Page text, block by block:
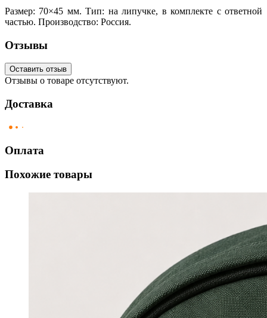
Размер: 70×45 мм. Тип: на липучке, в комплекте с ответной
частью. Производство: Россия.
Отзывы
Оставить отзыв
Отзывы о товаре отсутствуют.
Доставка
Оплата
Похожие товары